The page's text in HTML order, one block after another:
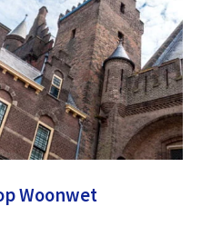
Woonwet